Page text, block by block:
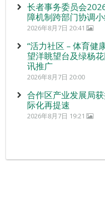
长者事务委员会
障机制跨部门协调
2026年8月7日 20:41
“活力社区 – 体育健
望洋眺望台及绿杨
讯推广
2026年8月7日 20:00
合作区产业发展局
际化再提速
2026年8月7日 19:21